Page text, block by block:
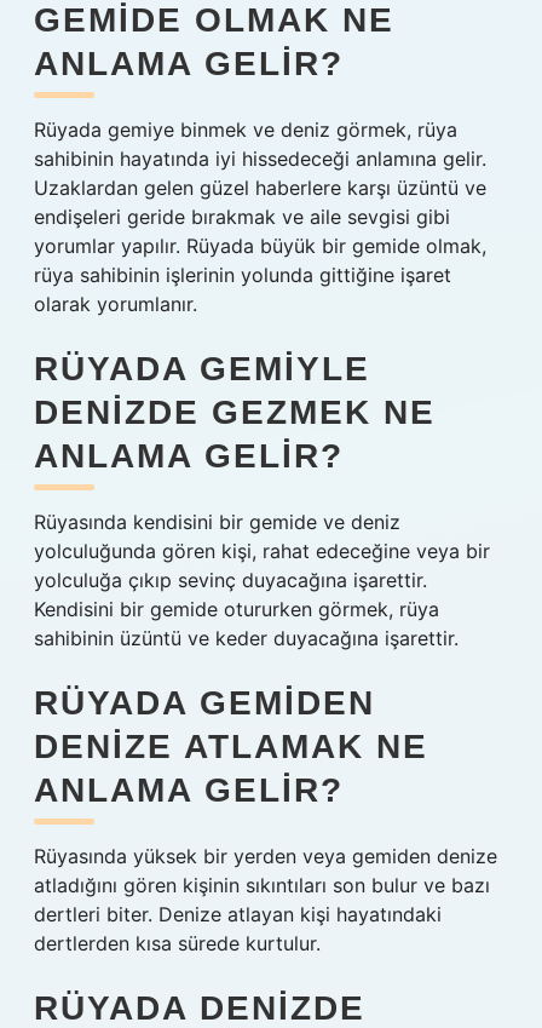
GEMIDE OLMAK NE
ANLAMA GELIR?
Rüyada gemiye binmek ve deniz görmek, rüya
sahibinin hayatında iyi hissedeceği anlamına gelir.
Uzaklardan gelen güzel haberlere karşı üzüntü ve
endişeleri geride bırakmak ve aile sevgisi gibi
yorumlar yapılır. Rüyada büyük bir gemide olmak,
rüya sahibinin işlerinin yolunda gittiğine işaret
olarak yorumlanır.
RÜYADA GEMIYLE
DENIZDE GEZMEK NE
ANLAMA GELIR?
Rüyasında kendisini bir gemide ve deniz
yolculuğunda gören kişi, rahat edeceğine veya bir
yolculuğa çıkıp sevinç duyacağına işarettir.
Kendisini bir gemide otururken görmek, rüya
sahibinin üzüntü ve keder duyacağına işarettir.
RÜYADA GEMIDEN
DENIZE ATLAMAK NE
ANLAMA GELIR?
Rüyasında yüksek bir yerden veya gemiden denize
atladığını gören kişinin sıkıntıları son bulur ve bazı
dertleri biter. Denize atlayan kişi hayatındaki
dertlerden kısa sürede kurtulur.
RÜYADA DENIZDE